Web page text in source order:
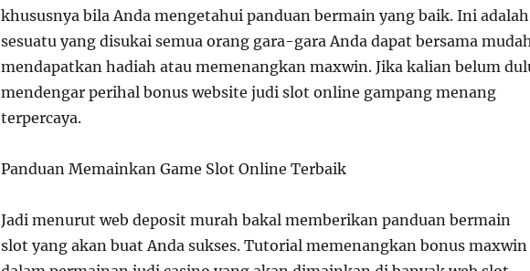
khususnya bila Anda mengetahui panduan bermain yang baik. Ini adalah
sesuatu yang disukai semua orang gara-gara Anda dapat bersama mudah
mendapatkan hadiah atau memenangkan maxwin. Jika kalian belum
mendengar perihal bonus website judi slot online gampang menang
terpercaya.
Panduan Memainkan Game Slot Online Terbaik
Jadi menurut web deposit murah bakal memberikan panduan bermain
slot yang akan buat Anda sukses. Tutorial memenangkan bonus maxwin